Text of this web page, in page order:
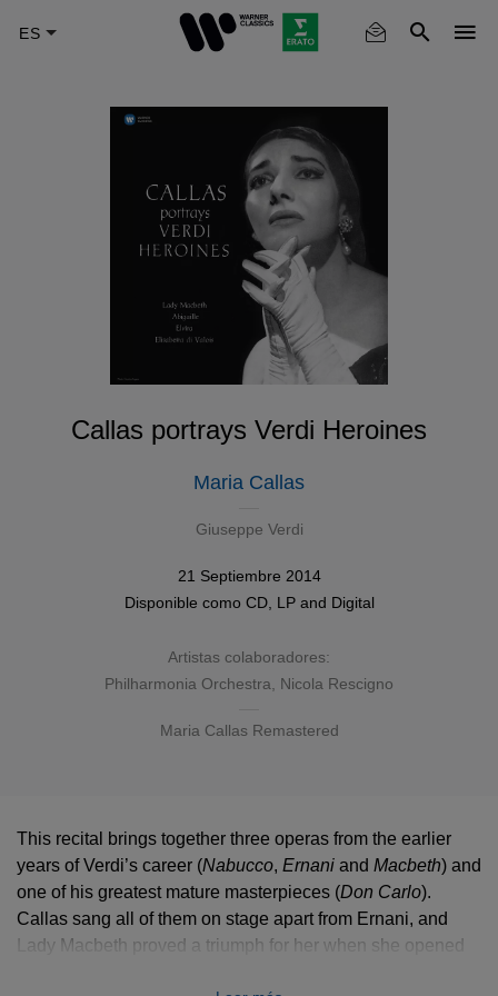
Callas portrays Verdi Heroines
Maria Callas
Giuseppe Verdi
21 Septiembre 2014
Disponible como CD, LPand Digital
Artistas colaboradores:
Philharmonia Orchestra
Nicola Rescigno
Maria Callas Remastered
This recital brings together three operas from the earlier
years of Verdi’s career (Nabucco, Ernani and Macbeth) and
one of his greatest mature masterpieces (Don Carlo).
Callas sang all of them on stage apart from Ernani, and
Lady Macbeth proved a triumph for her when she opened